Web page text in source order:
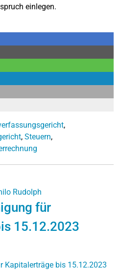
einlegen.
,
, Steuern,
Rudolph
für
15.12.2023